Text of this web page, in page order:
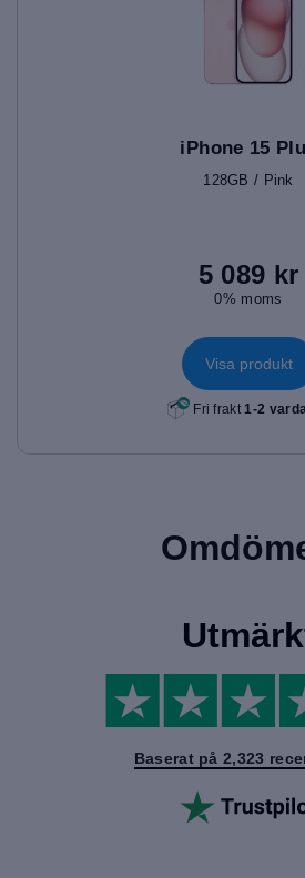
iPhone 15
128GB / Pink
5 089 kr
0% moms
Visa produkt
Fri frakt1-2
Baserat på 2,323